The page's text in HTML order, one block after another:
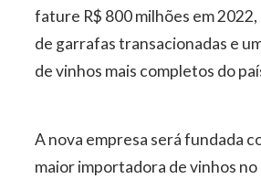
fature R$ 800 milhões em 2022,
de garrafas transacionadas e
de vinhos mais completos do
A nova empresa será fundada
maior importadora de vinhos